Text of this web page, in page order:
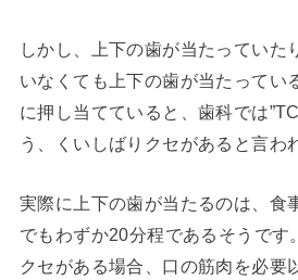
しかし、上下の歯が当たっていた
いなくても上下の歯が当たってい
に押し当てていると、歯科では
う、くいしばりクセがあると言わ
実際に上下の歯が当たるのは、食
でもわずか20分程であるそうです
クセがある場合、口の筋肉を必要